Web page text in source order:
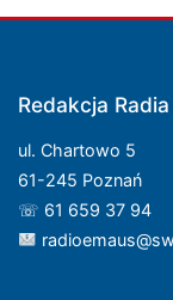
Redakcja
ul. Chartowo 5
61-245 Poznań
☏ 61 659 37 94